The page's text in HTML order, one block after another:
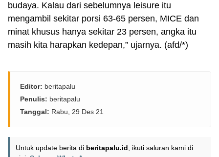
budaya. Kalau dari sebelumnya leisure itu
mengambil sekitar porsi 63-65 persen, MICE dan
minat khusus hanya sekitar 23 persen, angka itu
masih kita harapkan kedepan,” ujarnya. (afd/*)
Editor: beritapalu
Penulis: beritapalu
Tanggal: Rabu, 29 Des 21
Untuk update berita di beritapalu.id , ikuti saluran kami di